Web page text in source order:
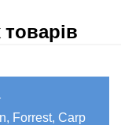
Forrest, Carp